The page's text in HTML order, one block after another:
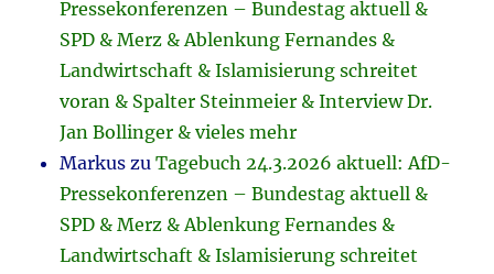
Pressekonferenzen – Bundestag aktuell &
SPD & Merz & Ablenkung Fernandes &
Landwirtschaft & Islamisierung schreitet
voran & Spalter Steinmeier & Interview Dr.
Jan Bollinger & vieles mehr
Markus zuTagebuch 24.3.2026 aktuell: AfD-
Pressekonferenzen – Bundestag aktuell &
SPD & Merz & Ablenkung Fernandes &
Landwirtschaft & Islamisierung schreitet